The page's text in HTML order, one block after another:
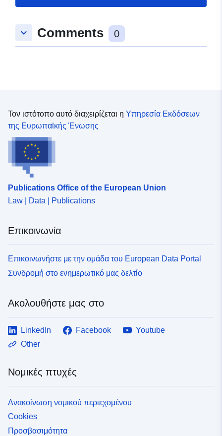
keyboard_arrow_down Comments 0
Τον ιστότοπο αυτό διαχειρίζεται η Υπηρεσία Εκδόσεων
της Ευρωπαϊκής Ένωσης
Publications Office of the European Union
Law | Data | Publications
Επικοινωνία
Επικοινωνήστε με την ομάδα του European Data Portal
Συνδρομή στο ενημερωτικό μας δελτίο
Ακολουθήστε μας στο
LinkedIn Facebook
Youtube
Other
Νομικές πτυχές
Ανακοίνωση νομικού περιεχομένου
Cookies
Προσβασιμότητα